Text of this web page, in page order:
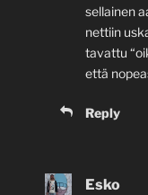
sellainen
nettiin
tavattu
että
Reply
Esko